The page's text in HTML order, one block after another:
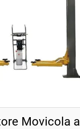
Movicola a